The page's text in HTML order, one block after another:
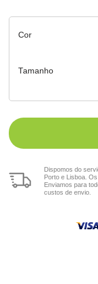
Cor
Tamanho
Dispomos do
Porto e Lisboa.
Enviamos para
custos de envio.